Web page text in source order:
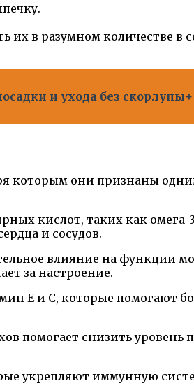
их в разумном количестве в
и ухода без скорлупы+
которым они признаны
кислот, таких как омега-
и сосудов.
влияние на функции
за настроение.
Е и C, которые помогают
помогает снизить уровень
укрепляют иммунную